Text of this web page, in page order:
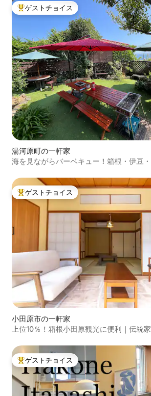
大好評のゲストチョイスです。
ゲストチョイス
湯河原町の一軒家
海を見ながらバーベキュー！箱根・伊豆
大好評のゲストチョイスです。
ゲストチョイス
小田原市の一軒家
上位10％！箱根小田原観光に便利｜伝統
大好評のゲストチョイスです。
ゲストチョイス